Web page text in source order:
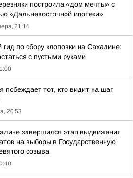
построила «дом мечты» с
«Дальневосточной ипотеки»
21:14
гид по сбору клоповки на Сахалине:
с пустыми руками
побеждает тот, кто видит на шаг
20:53
завершился этап выдвижения
на выборы в Государственную
созыва